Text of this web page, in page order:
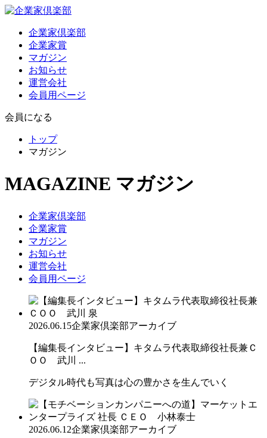
企業家倶楽部
企業家賞
マガジン
お知らせ
運営会社
会員用ページ
会員になる
トップ
マガジン
MAGAZINE マガジン
企業家倶楽部
企業家賞
マガジン
お知らせ
運営会社
会員用ページ
2026.06.15企業家倶楽部アーカイブ
【編集長インタビュー】キタムラ代表取締役社長兼Ｃ
ＯＯ 武川 ...
デジタル時代も写真は心の豊かさを生んでいく
2026.06.12企業家倶楽部アーカイブ